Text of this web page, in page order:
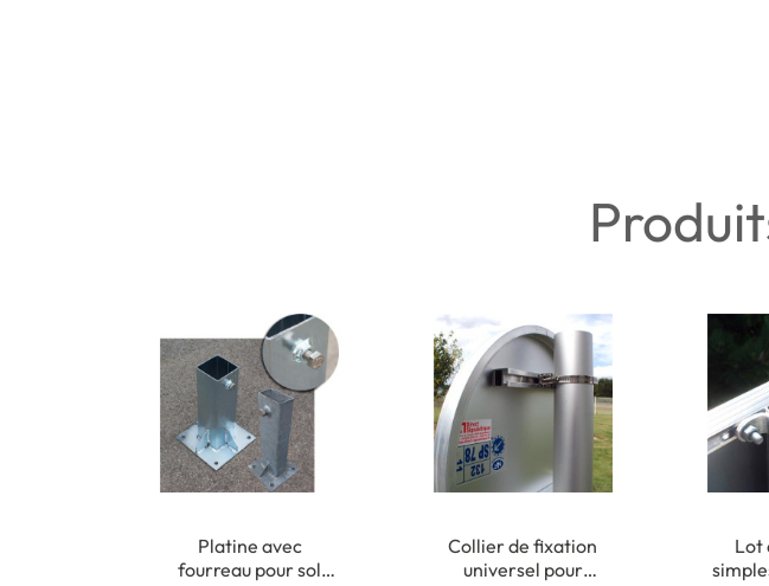
Platine avec
fourreau pour sol
Collier de fixation
universel pour
Lot